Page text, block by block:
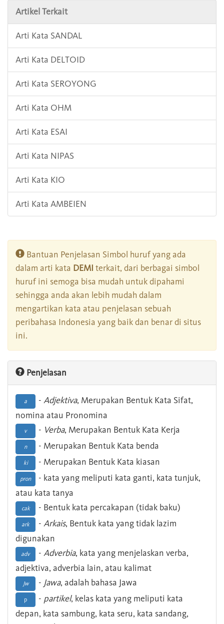
Artikel Terkait
Arti Kata SANDAL
Arti Kata DELTOID
Arti Kata SEROYONG
Arti Kata OHM
Arti Kata ESAI
Arti Kata NIPAS
Arti Kata KIO
Arti Kata AMBEIEN
Bantuan Penjelasan Simbol huruf yang ada
dalam arti kata DEMI terkait, dari berbagai simbol
huruf ini semoga bisa mudah untuk dipahami
sehingga anda akan lebih mudah dalam
mengartikan kata atau penjelasan sebuah
peribahasa Indonesia yang baik dan benar di situs
ini.
Penjelasan
a - Adjektiva, Merupakan Bentuk Kata Sifat,
nomina atau Pronomina
v - Verba, Merupakan Bentuk Kata Kerja
n - Merupakan Bentuk Kata benda
ki - Merupakan Bentuk Kata kiasan
pron
- kata yang meliputi kata ganti, kata tunjuk,
atau kata tanya
cak - Bentuk kata percakapan (tidak baku)
ark - Arkais, Bentuk kata yang tidak lazim
digunakan
adv - Adverbia, kata yang menjelaskan verba,
adjektiva, adverbia lain, atau kalimat
Jw - Jawa, adalah bahasa Jawa
p - partikel, kelas kata yang meliputi kata
depan, kata sambung, kata seru, kata sandang,